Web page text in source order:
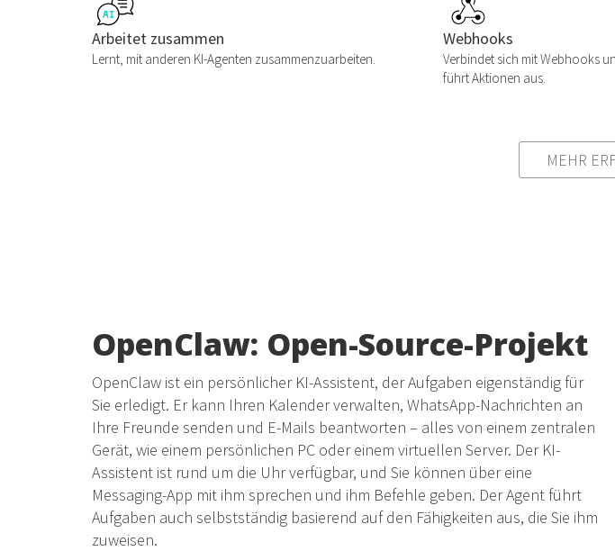
Arbeitet zusammen
Lernt, mit anderen KI-Agenten zusammenzuarbeiten.
Webhooks
Verbindet sich mit Webhooks
führt Aktionen aus.
MEHR
OpenClaw: Open-Source-Projekt
OpenClaw ist ein persönlicher KI-Assistent, der Aufgaben eigenständig für
Sie erledigt. Er kann Ihren Kalender verwalten, WhatsApp-Nachrichten an
Ihre Freunde senden und E-Mails beantworten – alles von einem zentralen
Gerät, wie einem persönlichen PC oder einem virtuellen Server. Der KI-
Assistent ist rund um die Uhr verfügbar, und Sie können über eine
Messaging-App mit ihm sprechen und ihm Befehle geben. Der Agent führt
Aufgaben auch selbstständig basierend auf den Fähigkeiten aus, die Sie ihm
zuweisen.